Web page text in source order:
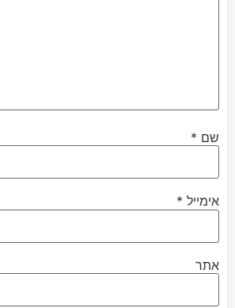
שם *
אימייל *
אתר